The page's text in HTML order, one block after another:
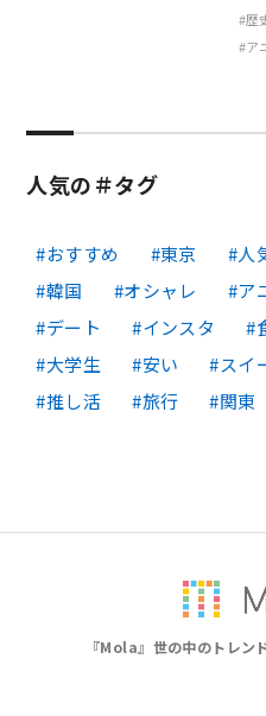
歴
ア
人気の＃タグ
おすすめ 東京 人
韓国
オシャレ ア
デート
インスタ
大学生
安い スイ
推し活
旅行 関東
『Mola』世の中のトレン